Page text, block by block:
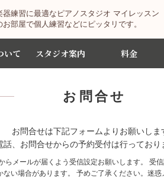
器練習に最適なピアノスタジオ マイレッスン
お部屋で個人練習などにピッタリです。
いて スタジオ案内 料金
お問合せ
お問合せは下記フォームよりお願いしま
話、お問合せからの予約受付は行っており
らメールが届くよう受信設定お願いします。 受
ない場合があります。 予めご了承ください。迷